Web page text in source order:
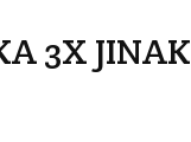
3X JINAK